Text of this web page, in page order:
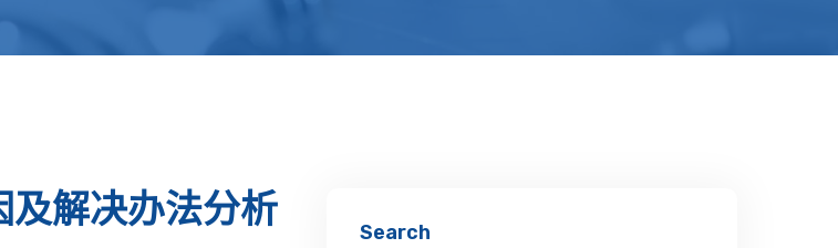
解决办法分析 Search